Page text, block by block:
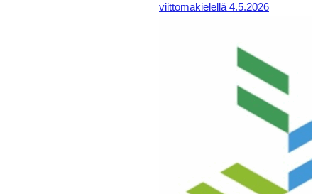
viittomakielellä 4.5.2026